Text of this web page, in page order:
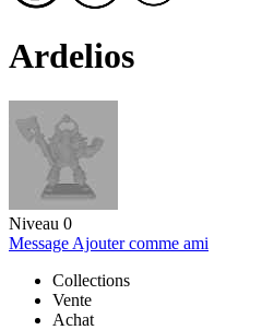
Ardelios
Niveau 0
Message Ajouter comme ami
Collections
Vente
Achat